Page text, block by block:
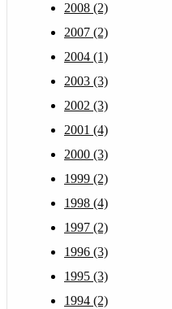
2008 (2)
2007 (2)
2004 (1)
2003 (3)
2002 (3)
2001 (4)
2000 (3)
1999 (2)
1998 (4)
1997 (2)
1996 (3)
1995 (3)
1994 (2)